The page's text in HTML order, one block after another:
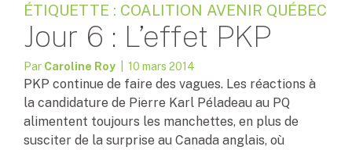
ÉTIQUETTE : COALITION AVENIR QUÉBEC
Jour 6 : L’effet PKP
Par Caroline Roy | 10 mars 2014
PKP continue de faire des vagues. Les réactions à
la candidature de Pierre Karl Péladeau au PQ
alimentent toujours les manchettes, en plus de
susciter de la surprise au Canada anglais, où